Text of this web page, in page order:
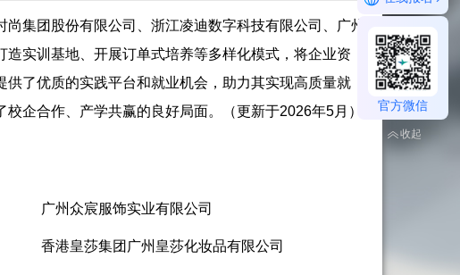
集团股份有限公司、浙江凌迪数字科技有限公司、广州
实训基地、开展订单式培养等多样化模式，将企业资
了优质的实践平台和就业机会，助力其实现高质量就
企合作、产学共赢的良好局面。（更新于2026年5月）
广州众宸服饰实业有限公司
香港皇莎集团广州皇莎化妆品有限公司
官方微信
收起